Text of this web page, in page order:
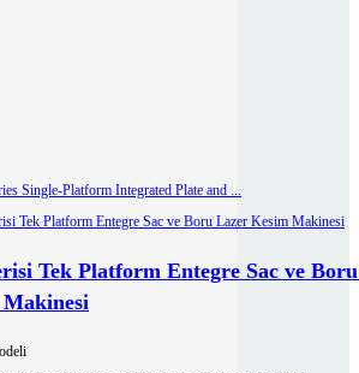
Tek Platform Entegre Sac ve